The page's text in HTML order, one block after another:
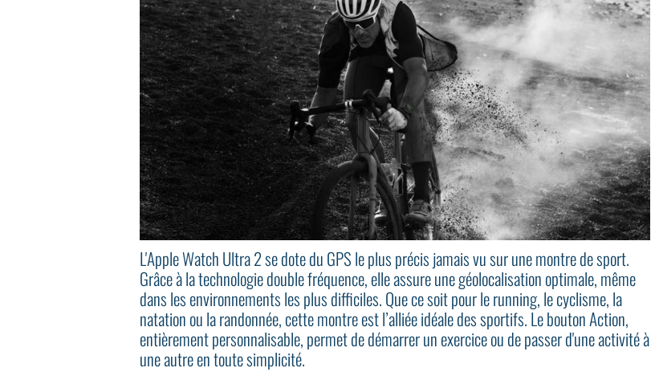
L'Apple Watch Ultra 2 se dote du GPS le plus précis jamais vu sur une montre de sport.
Grâce à la technologie double fréquence, elle assure une géolocalisation optimale, même
dans les environnements les plus difficiles. Que ce soit pour le running, le cyclisme, la
natation ou la randonnée, cette montre est l’alliée idéale des sportifs. Le bouton Action,
entièrement personnalisable, permet de démarrer un exercice ou de passer d'une activité à
une autre en toute simplicité.